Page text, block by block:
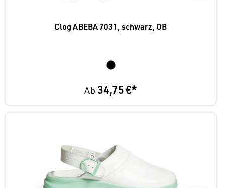
Clog ABEBA 7031, schwarz, OB
Ab34,75 €*